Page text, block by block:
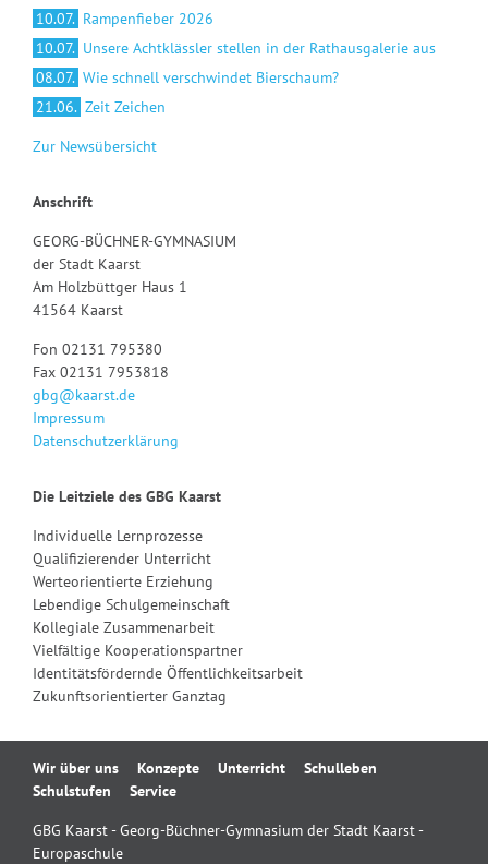
10.07. Rampenfieber 2026
10.07. Unsere Achtklässler stellen in der Rathausgalerie aus
08.07. Wie schnell verschwindet Bierschaum?
21.06. Zeit Zeichen
Zur Newsübersicht
Anschrift
GEORG-BÜCHNER-GYMNASIUM
der Stadt Kaarst
Am Holzbüttger Haus 1
41564 Kaarst
Fon 02131 795380
Fax 02131 7953818
gbg@kaarst.de
Impressum
Datenschutzerklärung
Die Leitziele des GBG Kaarst
Individuelle Lernprozesse
Qualifizierender Unterricht
Werteorientierte Erziehung
Lebendige Schulgemeinschaft
Kollegiale Zusammenarbeit
Vielfältige Kooperationspartner
Identitätsfördernde Öffentlichkeitsarbeit
Zukunftsorientierter Ganztag
Navigation
überspringen
Wir über uns Konzepte Unterricht
Schulleben
Schulstufen
Service
GBG Kaarst - Georg-Büchner-Gymnasium der Stadt Kaarst -
Europaschule